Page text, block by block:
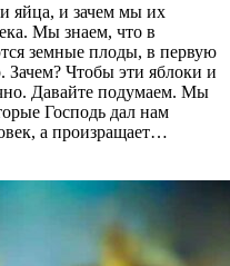
яйца, и зачем мы их
Мы знаем, что в
земные плоды, в первую
Чтобы эти яблоки и
Давайте подумаем. Мы
Господь дал нам
а произращает…